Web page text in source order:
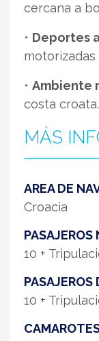
cercana a
• Deportes
• Ambiente
costa croata.
MÁS
AREA DE
Croacia
PASAJEROS
10 +
PASAJEROS
10 +